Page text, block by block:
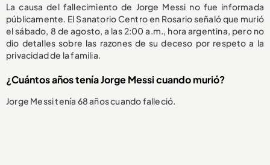
La causa del fallecimiento de Jorge Messi no fue informada
públicamente. El Sanatorio Centro en Rosario señaló que murió
el sábado, 8 de agosto, a las 2:00 a.m., hora argentina, pero no
dio detalles sobre las razones de su deceso por respeto a la
privacidad de la familia.
¿Cuántos años tenía Jorge Messi cuando murió?
Jorge Messi tenía 68 años cuando falleció.